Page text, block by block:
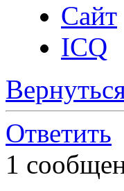
Сайт
ICQ
Ответить
1